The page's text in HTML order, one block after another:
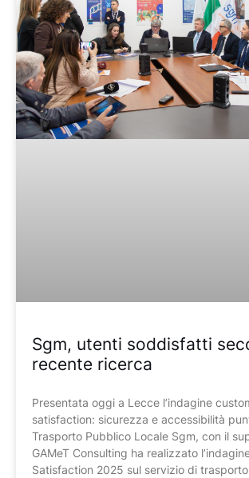
Sgm, utenti soddisfatti
recente ricerca
Presentata oggi a Lecce l’indagine
satisfaction: sicurezza e accessibilità
Trasporto Pubblico Locale Sgm, con il
GAMeT Consulting ha realizzato
Satisfaction 2025 sul servizio di